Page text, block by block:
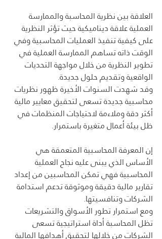
العلاقة بين نظرية المحاسبة والممارسة
العملية علاقة ديناميكية حيث تؤثر النظرية
على كيفية تنفيذ العمليات المحاسبية وفي
الوقت ذاته تساهم الممارسة العملية في
تطوير النظرية من خلال مواجهة التحديات
الواقعية وتقديم حلول جديدة.
وقد شهدت السنوات الأخيرة ظهور نظريات
محاسبية جديدة تسعى لتحقيق معايير مالية
أكثر دقة وملاءمة لاحتياجات المنظمات في
ظل بيئة أعمال متغيرة باستمرار.
إن المعرفة المحاسبية المتعمقة هي
الأساس الذي يبنى عليه نجاح العملية
المحاسبية فهي تمكن المحاسبين من إعداد
تقارير مالية دقيقة وموثوقة تدعم استدامة
الشركات وتنافسيتها.
ومع استمرار تطور الأسواق والتشريعات
تظل المحاسبة أداة استراتيجية تسعى
الشركات من خلالها لتحقيق أهدافها المالية